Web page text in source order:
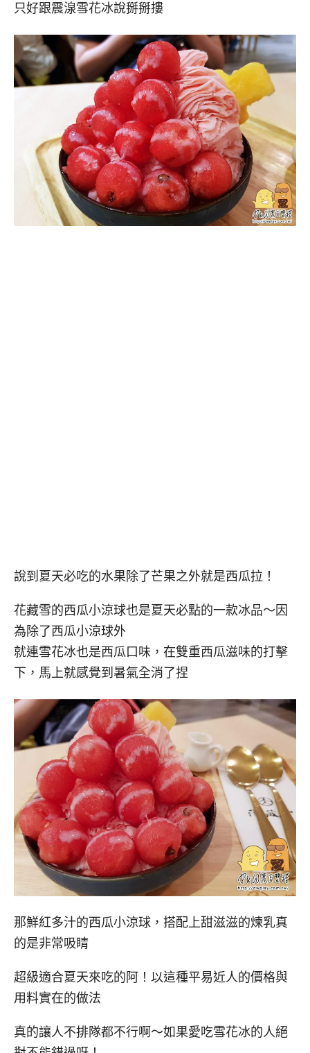
只好跟震湶雪花冰說掰掰摟
說到夏天必吃的水果除了芒果之外就是西瓜拉！
花藏雪的西瓜小涼球也是夏天必點的一款冰品～因
為除了西瓜小涼球外
就連雪花冰也是西瓜口味，在雙重西瓜滋味的打擊
下，馬上就感覺到暑氣全消了捏
那鮮紅多汁的西瓜小涼球，搭配上甜滋滋的煉乳真
的是非常吸睛
超級適合夏天來吃的阿！以這種平易近人的價格與
用料實在的做法
真的讓人不排隊都不行啊～如果愛吃雪花冰的人絕